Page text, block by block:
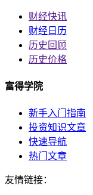
财经快讯
财经日历
历史回顾
历史价格
富得学院
新手入门指南
投资知识文章
快速导航
热门文章
友情链接：